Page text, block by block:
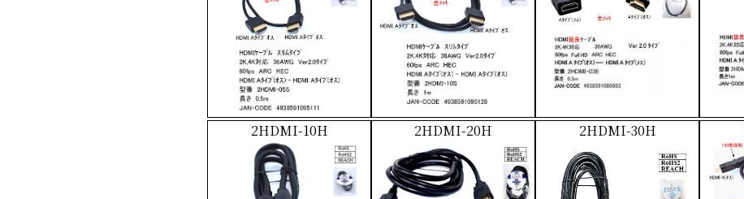
2HDMI-10H 2HDMI-20H 2HDMI-30H